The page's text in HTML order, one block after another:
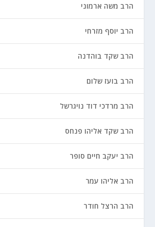
הרב משה ארמוני
הרב יוסף מזרחי
הרב שקד בוהדנה
הרב בועז שלום
הרב מרדכי דוד נויגרשל
הרב שקד אליהו פנחס
הרב יעקב חיים סופר
הרב אליהו עמר
הרב הרצל חודר